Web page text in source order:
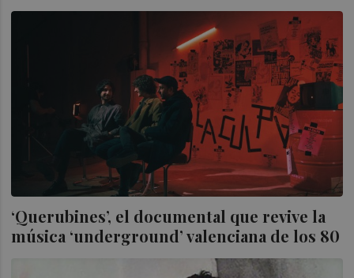
‘Querubines’, el documental que revive la
música ‘underground’ valenciana de los 80